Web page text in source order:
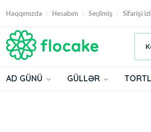
Haqqımızda Hesabım Seçilmiş Sifarişi
AD GÜNÜ GÜLLƏR